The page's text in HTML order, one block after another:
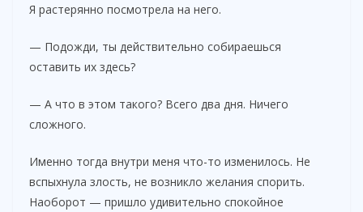
Я растерянно посмотрела на него.
— Подожди, ты действительно собираешься
оставить их здесь?
— А что в этом такого? Всего два дня. Ничего
сложного.
Именно тогда внутри меня что-то изменилось. Не
вспыхнула злость, не возникло желания спорить.
Наоборот — пришло удивительно спокойное